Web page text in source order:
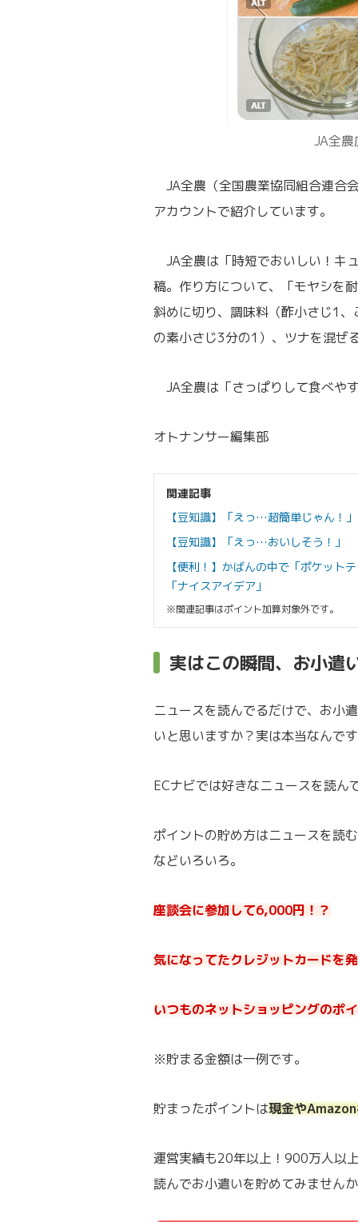
JA全
JA全農（全国農業協同組合連合
アカウントで紹介しています。
JA全農は「時短でおいしい！キ
稿。作り方について、「モヤシを
斜めに切り、調味料（酢小さじ1
の素小さじ3分の1）、ツナを混ぜ
JA全農は「さっぱりして食べや
オトナンサー編集部
関連記事
【豆知識】「えっ…超簡単じゃん！
【豆知識】「えっ…おいしそう！」
【便利！】かばんの中で「ポケット
「ナイスアイデア」
※関連記事はポイント加算対象外です。
実はこの瞬間、お小遣
ニュースを読んでるだけで、お小
いと思いますか？実は本当なんで
ECナビでは好きなニュースを読ん
ポイントの貯め方はニュースを読
などいろいろ。
座談会に参加して6,000円！？
気になってたクレジットカードを
いつものネットショッピングのポ
※貯まる金額は一例です。
貯まったポイントは現金や
運営実績も20年以上！900万人以
読んでお小遣いを貯めてみません